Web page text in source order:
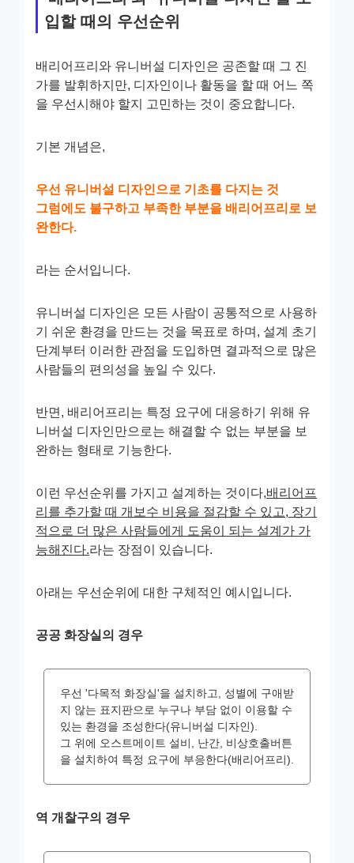
입할 때의 우선순위
배리어프리와 유니버설 디자인은 공존할 때 그 진
가를 발휘하지만, 디자인이나 활동을 할 때 어느 쪽
을 우선시해야 할지 고민하는 것이 중요합니다.
기본 개념은,
우선 유니버설 디자인으로 기초를 다지는 것
그럼에도 불구하고 부족한 부분을 배리어프리로 보
완한다.
라는 순서입니다.
유니버설 디자인은 모든 사람이 공통적으로 사용하
기 쉬운 환경을 만드는 것을 목표로 하며, 설계 초기
단계부터 이러한 관점을 도입하면 결과적으로 많은
사람들의 편의성을 높일 수 있다.
반면, 배리어프리는 특정 요구에 대응하기 위해 유
니버설 디자인만으로는 해결할 수 없는 부분을 보
완하는 형태로 기능한다.
이런 우선순위를 가지고 설계하는 것이다,배리어프
리를 추가할 때 개보수 비용을 절감할 수 있고, 장기
적으로 더 많은 사람들에게 도움이 되는 설계가 가
능해진다.라는 장점이 있습니다.
아래는 우선순위에 대한 구체적인 예시입니다.
공공 화장실의 경우
우선 '다목적 화장실'을 설치하고, 성별에 구애받
지 않는 표지판으로 누구나 부담 없이 이용할 수
있는 환경을 조성한다(유니버설 디자인).
그 위에 오스트메이트 설비, 난간, 비상호출버튼
을 설치하여 특정 요구에 부응한다(배리어프리).
역 개찰구의 경우